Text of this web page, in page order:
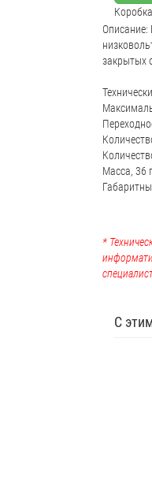
Описание:
закрытых
Масса, 36 г.
*
С